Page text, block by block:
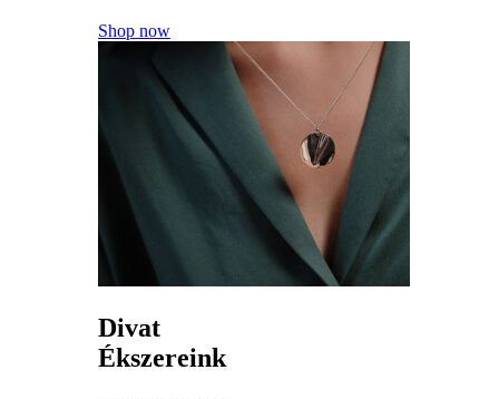
Shop now
Divat
Ékszereink